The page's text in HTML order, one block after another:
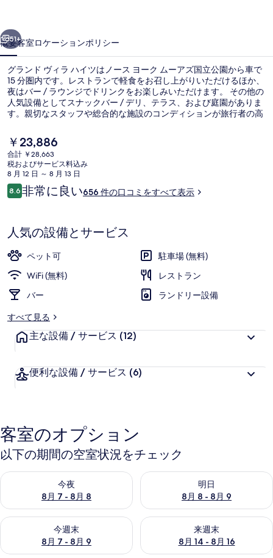
ハ
イ
ツ
の
写
真
ギ
ャ
ラ
ー
51+
概要客室ロケーションポリシー
グランド ヴィラ ハイツはノース ヨーク ムーアズ国立公園から車で
15 分圏内です。レストランで軽食をお召し上がりいただけるほか、
夜はバー / ラウンジでドリンクをお楽しみいただけます。 その他の
人気設備としてスナックバー / デリ、テラス、および庭園がありま
す。親切なスタッフや総合的な施設のコンディションが旅行者の高
現
在
の
料
金
は
す
￥23,886
合計 ￥28,663
税およびサービス料込み
8 月 12 日 ～ 8 月 13 日
口
コ
8.610段階中8.6
非常に良い656 件の口コミをすべて表示
人気の設備とサービス
ペット可
駐車場 (無料)
WiFi (無料)
レストラン
バー
ランドリー設備
すべて見る
主な設備 / サービス (12)
便利な設備 / サービス (6)
客室のオプション
以下の期間の空室状況をチェック
今夜
8月 7 - 8月 8
今夜 8月 7 - 8月 8 の空室状況をチェック
明日
8月 8 - 8月 9
明日 8月 8 - 8月 9 の空室状況
今週末
8月 7 - 8月 9
今週末 8月 7 - 8月 9 の空室状況をチェック
来週末
8月 14 - 8月 16
来週末 8月 14 - 8月 16 の空室